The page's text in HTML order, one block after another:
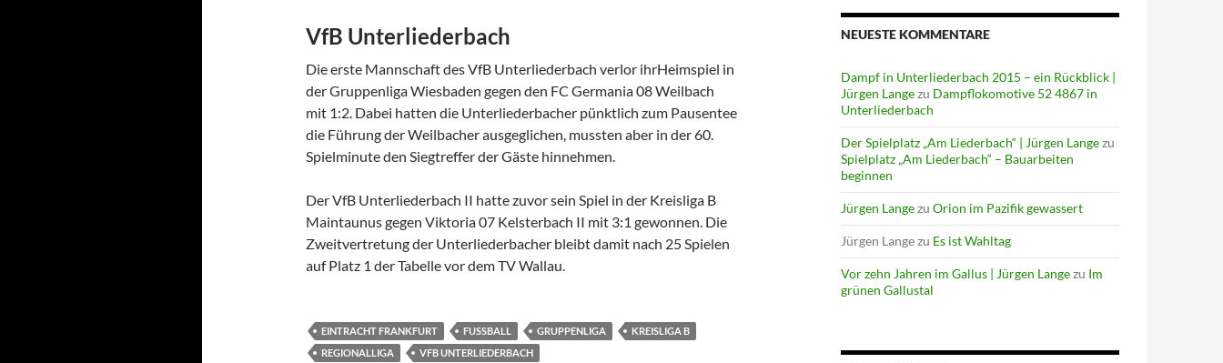
VfB Unterliederbach
Die erste Mannschaft des VfB Unterliederbach verlor ihrHeimspiel in
der Gruppenliga Wiesbaden gegen den FC Germania 08 Weilbach
mit 1:2. Dabei hatten die Unterliederbacher pünktlich zum Pausentee
die Führung der Weilbacher ausgeglichen, mussten aber in der 60.
Spielminute den Siegtreffer der Gäste hinnehmen.
Der VfB Unterliederbach II hatte zuvor sein Spiel in der Kreisliga B
Maintaunus gegen Viktoria 07 Kelsterbach II mit 3:1 gewonnen. Die
Zweitvertretung der Unterliederbacher bleibt damit nach 25 Spielen
auf Platz 1 der Tabelle vor dem TV Wallau.
EINTRACHT FRANKFURT FUSSBALL GRUPPENLIGA
KREISLIGA B
REGIONALLIGA
VFB UNTERLIEDERBACH
NEUESTE KOMMENTARE
Dampf in Unterliederbach 2015 – ein Rückblick |
Jürgen Langezu Dampflokomotive 52 4867 in
Unterliederbach
Der Spielplatz „Am Liederbach“ | Jürgen Langezu
Spielplatz „Am Liederbach“ – Bauarbeiten
beginnen
Jürgen Langezu Orion im Pazifik gewassert
Jürgen Langezu Es ist Wahltag
Vor zehn Jahren im Gallus | Jürgen Langezu Im
grünen Gallustal